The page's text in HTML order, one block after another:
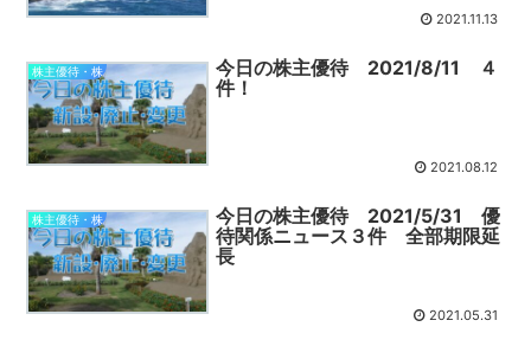
2021.11.13
株主優待・株
今日の株主優待 2021/8/11 ４
件！
2021.08.12
株主優待・株
今日の株主優待 2021/5/31 優
待関係ニュース３件 全部期限延
長
2021.05.31